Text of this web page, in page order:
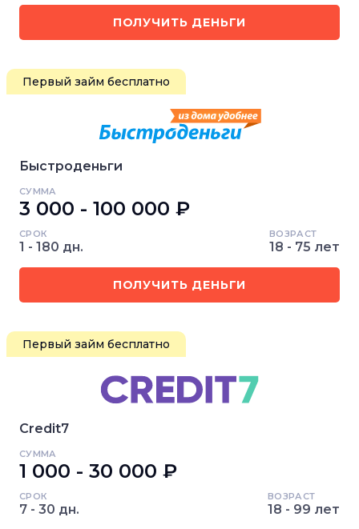
ПОЛУЧИТЬ ДЕНЬГИ
Первый займ бесплатно
Быстроденьги
СУММА
3 000 - 100 000 ₽
СРОК
1 - 180 дн.
ВОЗРАСТ
18 - 75 лет
ПОЛУЧИТЬ ДЕНЬГИ
Первый займ бесплатно
Credit7
СУММА
1 000 - 30 000 ₽
СРОК
7 - 30 дн.
ВОЗРАСТ
18 - 99 лет